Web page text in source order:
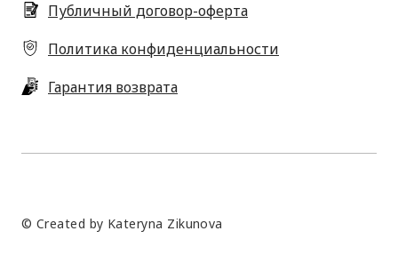
Публичный договор-оферта
Политика конфиденциальности
Гарантия возврата
© Created by Kateryna Zikunova